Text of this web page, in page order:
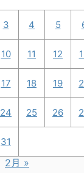
3 4 5
10 11 12
17 18 19
24 25 26
31
2月 »